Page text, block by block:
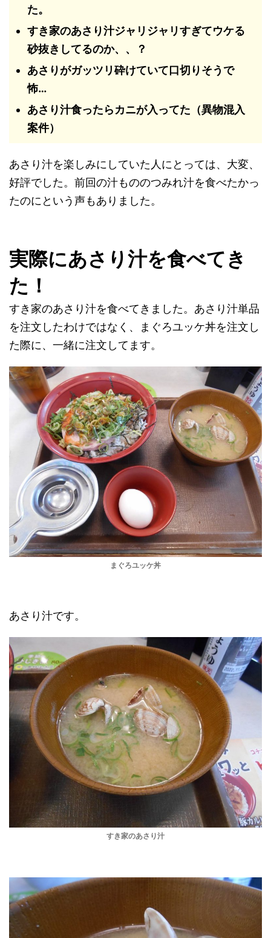
た。
すき家のあさり汁ジャリジャリすぎてウケる
砂抜きしてるのか、、？
あさりがガッツリ砕けていて口切りそうで
怖…
あさり汁食ったらカニが入ってた（異物混入
案件）
あさり汁を楽しみにしていた人にとっては、大変、
好評でした。前回の汁もののつみれ汁を食べたかっ
たのにという声もありました。
実際にあさり汁を食べてき
た！
すき家のあさり汁を食べてきました。あさり汁単品
を注文したわけではなく、まぐろユッケ丼を注文し
た際に、一緒に注文してます。
まぐろユッケ丼
あさり汁です。
すき家のあさり汁